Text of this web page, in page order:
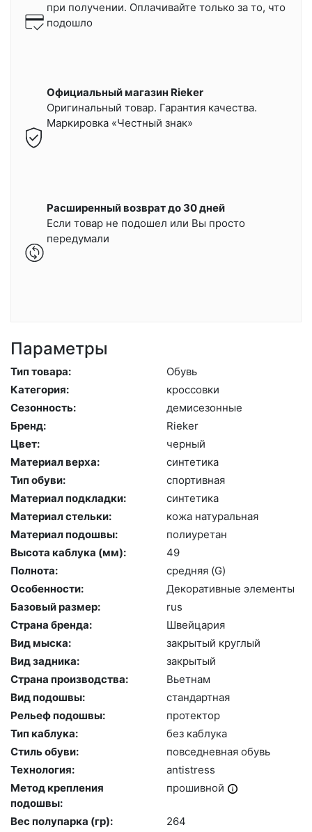
при получении. Оплачивайте только за то, что
подошло
Официальный магазин Rieker
Оригинальный товар. Гарантия качества.
Маркировка «Честный знак»
Расширенный возврат до 30 дней
Если товар не подошел или Вы просто
передумали
Параметры
Тип товара:
Обувь
Категория:
крос­совки
Сезонность:
де­мисе­зон­ные
Бренд:
Ri­eker
Цвет:
чер­ный
Материал верха:
син­те­тика
Тип обуви:
спор­тивная
Материал подкладки:
син­те­тика
Материал стельки:
ко­жа на­тураль­ная
Материал подошвы:
по­ли­уре­тан
Высота каблука (мм):
49
Полнота:
сред­няя (G)
Особенности:
Де­кора­тив­ные эле­мен­ты
Базовый размер:
rus
Страна бренда:
Швей­ца­рия
Вид мыска:
зак­ры­тый круг­лый
Вид задника:
зак­ры­тый
Страна производства:
Вь­ет­нам
Вид подошвы:
стан­дарт­ная
Рельеф подошвы:
про­тек­тор
Тип каблука:
без каб­лу­ка
Стиль обуви:
пов­седнев­ная обувь
Технология:
an­tist­ress
Метод крепления
подошвы:
про­шив­ной
Вес полупарка (гр):
264